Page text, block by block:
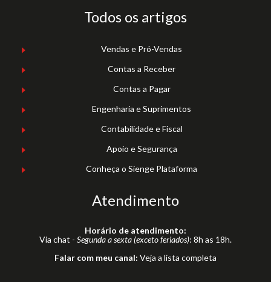
Todos os artigos
Vendas e Pró-Vendas
Contas a Receber
Contas a Pagar
Engenharia e Suprimentos
Contabilidade e Fiscal
Apoio e Segurança
Conheça o Sienge Plataforma
Atendimento
Horário de atendimento:
Via chat - Segunda a sexta (exceto feriados): 8h as 18h.
Falar com meu canal: Veja a lista completa